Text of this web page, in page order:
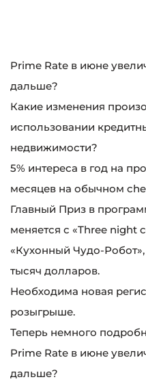
Prime Rate в июне
дальше?
Какие изменения
использовании
недвижимости?
5% интереса в год на
месяцев на обычном
Главный Приз в
меняется с «Three night
«Кухонный Чудо-
тысяч долларов.
Необходима новая
розыгрыше.
Теперь немного
Prime Rate в июне
дальше?